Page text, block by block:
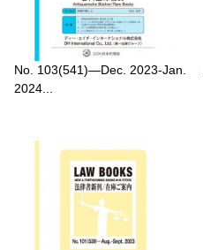
No. 103(541)—Dec. 2023-Jan.
2024...